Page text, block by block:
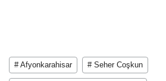
# Afyonkarahisar # Seher Coşkun